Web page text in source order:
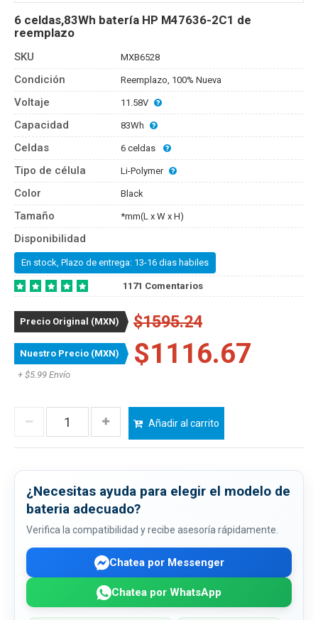
6 celdas,83Wh batería HP M47636-2C1 de
reemplazo
SKU MXB6528
Condición Reemplazo, 100% Nueva
Voltaje 11.58V
Capacidad 83Wh
Celdas 6 celdas
Tipo de célula Li-Polymer
Color Black
Tamaño *mm(L x W x H)
Disponibilidad
En stock, Plazo de entrega: 13-16 dias habiles
1171 Comentarios
Precio Original (MXN) $1595.24
Nuestro Precio (MXN) $1116.67
+ $5.99 Envío
Añadir al carrito
¿Necesitas ayuda para elegir el modelo de
bateria adecuado?
Verifica la compatibilidad y recibe asesoría rápidamente.
Chatea por Messenger
Chatea por WhatsApp